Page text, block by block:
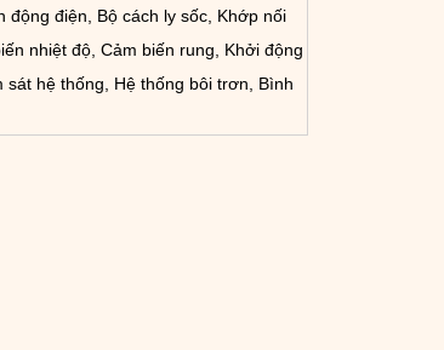
động điện, Bộ cách ly sốc, Khớp nối
nhiệt độ, Cảm biến rung, Khởi động
hệ thống, Hệ thống bôi trơn, Bình